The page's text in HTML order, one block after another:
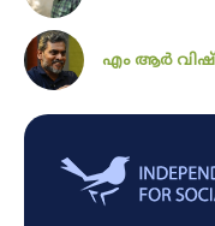
എം ആർ